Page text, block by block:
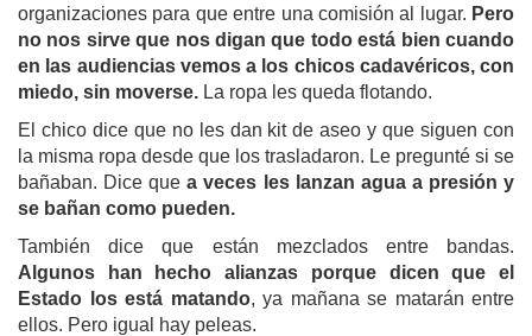
organizaciones para que entre una comisión al lugar. Pero
no nos sirve que nos digan que todo está bien cuando
en las audiencias vemos a los chicos cadavéricos, con
miedo, sin moverse. La ropa les queda flotando.
El chico dice que no les dan kit de aseo y que siguen con
la misma ropa desde que los trasladaron. Le pregunté si se
bañaban. Dice quea veces les lanzan agua a presión y
se bañan como pueden.
También dice que están mezclados entre bandas.
Algunos han hecho alianzas porque dicen que el
Estado los está matando, ya mañana se matarán entre
ellos. Pero igual hay peleas.